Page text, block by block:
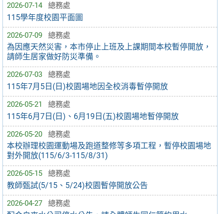
2026-07-14 總務處
115學年度校園平面圖
2026-07-09 總務處
為因應天然災害，本市停止上班及上課期間本校暫停開放，
請師生居家做好防災準備。
2026-07-03 總務處
115年7月5日(日)校園場地因全校消毒暫停開放
2026-05-21 總務處
115年6月7日(日)、6月19日(五)校園場地暫停開放
2026-05-20 總務處
本校辦理校園運動場及跑道整修等多項工程，暫停校園場地
對外開放(115/6/3-115/8/31)
2026-05-15 總務處
教師甄試(5/15、5/24)校園暫停開放公告
2026-04-27 總務處